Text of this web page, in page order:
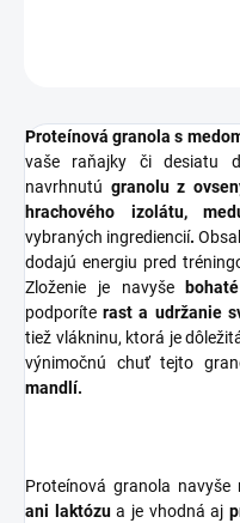
Proteínová granola s
vaše raňajky či desiatu
navrhnutú granolu z
hrachového izolátu,
vybraných ingrediencií.
dodajú energiu pred
Zloženie je navyše
podporíterast a udržanie
tiež vlákninu, ktorá je
výnimočnú chuť tejto
mandlí.
Proteínová granola navyše
ani laktózua je vhodná aj